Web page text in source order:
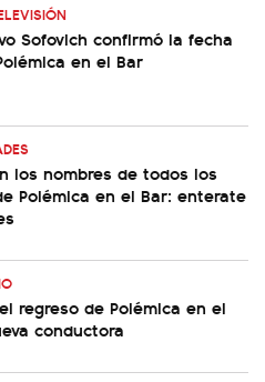
Sofovich confirmó la fecha
en el Bar
los nombres de todos los
Polémica en el Bar: enterate
regreso de Polémica en el
conductora